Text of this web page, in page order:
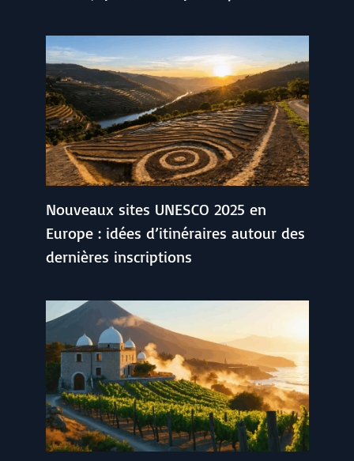
Nouveaux sites UNESCO 2025 en
Europe : idées d’itinéraires autour des
dernières inscriptions